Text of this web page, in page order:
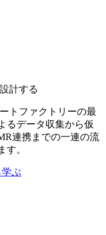
計する
トファクトリーの最
るデータ収集から仮
連携までの一連の流
す。
ぶ